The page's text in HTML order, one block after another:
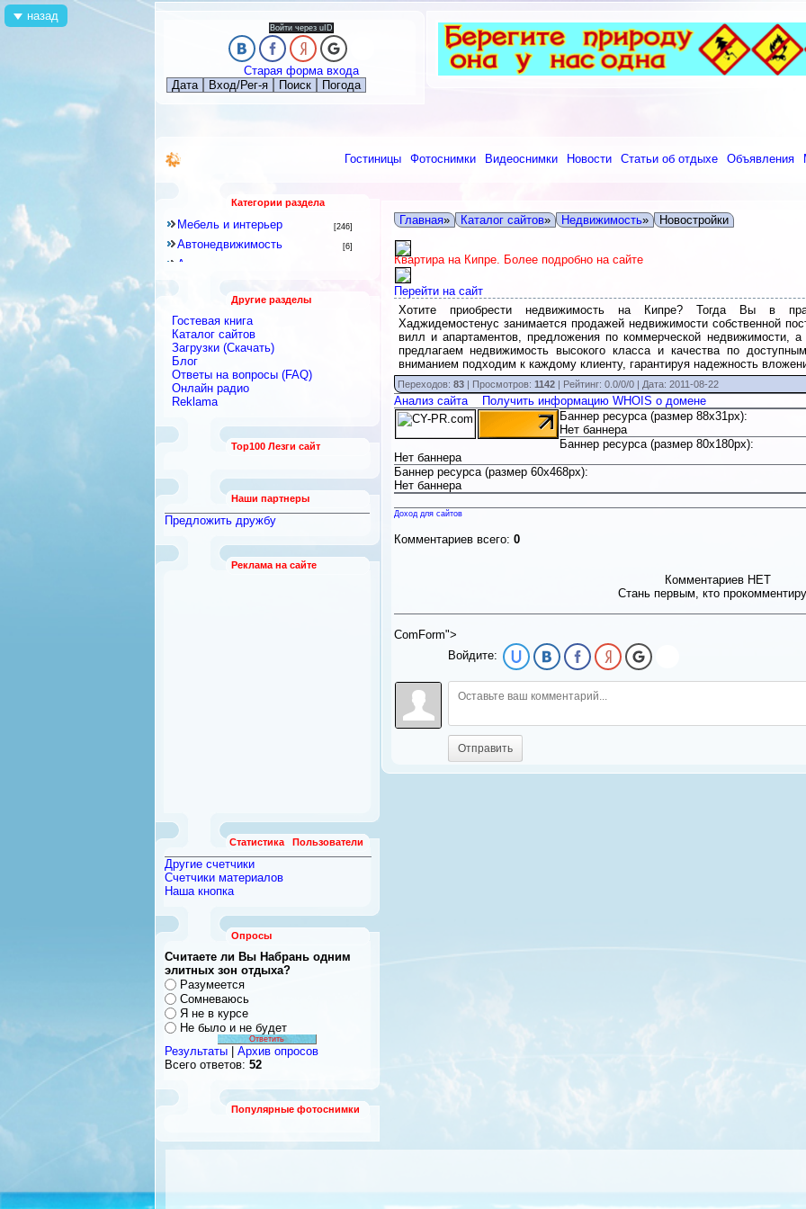
Войти через uID
Старая форма входа
Дата
Вход/Рег-я Поиск Погода
Гостиницы Фотоснимки Видеоснимки Новости Статьи об отдыхе Объявления
Категории раздела
Мебель и интерьер [246]
Автонедвижимость [6]
Аренда квартир и комнат
Строительное оборудование
Перевозки
Посуточная аренда
Ремонтные и строительные
материалы
Строительные и ремонтные
работы
Безопасность и охрана
Бытовая техника
Другие разделы
Гостевая книга
Каталог сайтов
Загрузки (Скачать)
Блог
Ответы на вопросы (FAQ)
Онлайн радио
Reklama
Top100 Лезги сайт
Наши партнеры
Предложить дружбу
Реклама на сайте
Статистика Пользователи
Другие счетчики
Счетчики материалов
Наша кнопка
Опросы
Считаете ли Вы Набрань одним
элитных зон отдыха?
Разумеется
Сомневаюсь
Я не в курсе
Не было и не будет
Результаты
Архив опросов
Всего ответов: 52
Популярные фотоснимки
Главная» Каталог сайтов» Недвижимость» Новостройки
Квартира на Кипре. Более подробно на сайте
Перейти на сайт
Хотите приобрести недвижимость на Кипре? Тогда Вы в
Хаджидемостенус занимается продажей недвижимости собственной
вилл и апартаментов, предложения по коммерческой недвижимости,
предлагаем недвижимость высокого класса и качества по
вниманием подходим к каждому клиенту, гарантируя надежность
Переходов: 83| Просмотров: 1142| Рейтинг: 0.0/0/0 | Дата: 2011-08-22
Анализ сайта
Получить информацию WHOIS о домене
Баннер ресурса (размер 88x31px):
Нет баннера
Баннер ресурса (размер 80x180px):
Нет баннера
Баннер ресурса (размер 60x468px):
Нет баннера
Доход для сайтов
Комментариев всего: 0
Комментариев НЕТ
Стань первым, кто
ComForm">
Войдите:
Отправить
назад